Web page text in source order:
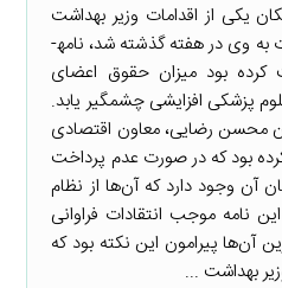
یکی از اقدامات وزیر بهداشت
که موجب برانگیختن انتقادات به وی در هفته گذشته شد، نامه­
بود میزان حقوق اعضای
پزشکی افزایشی چشمگیر یابد.
محسن رضایی، معاون اقتصادی
بود که در صورت عدم پرداخت
آن وجود دارد که آن‌ها از نظام
نامه موجب انتقادات فراوانی
آن‌ها پیرامون این نکته بود که
بهداشت ...